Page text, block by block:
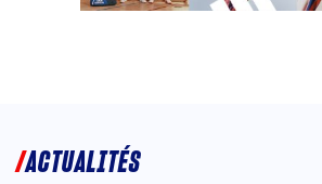
ACTUALITÉS